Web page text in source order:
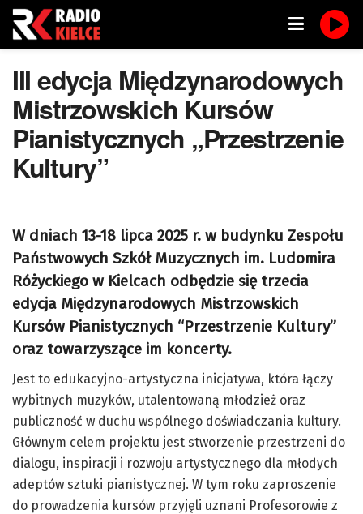
III edycja Międzynarodowych
Mistrzowskich Kursów
Pianistycznych „Przestrzenie
Kultury”
W dniach 13-18 lipca 2025 r. w budynku Zespołu
Państwowych Szkół Muzycznych im. Ludomira
Różyckiego w Kielcach odbędzie się trzecia
edycja Międzynarodowych Mistrzowskich
Kursów Pianistycznych “Przestrzenie Kultury”
oraz towarzyszące im koncerty.
Jest to edukacyjno-artystyczna inicjatywa, która łączy
wybitnych muzyków, utalentowaną młodzież oraz
publiczność w duchu wspólnego doświadczania kultury.
Głównym celem projektu jest stworzenie przestrzeni do
dialogu, inspiracji i rozwoju artystycznego dla młodych
adeptów sztuki pianistycznej. W tym roku zaproszenie
do prowadzenia kursów przyjęli uznani Profesorowie z